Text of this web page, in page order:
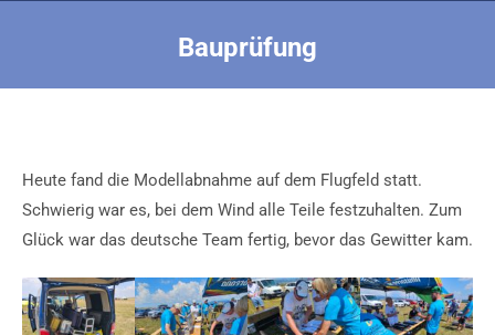
Bauprüfung
Heute fand die Modellabnahme auf dem Flugfeld statt.
Schwierig war es, bei dem Wind alle Teile festzuhalten. Zum
Glück war das deutsche Team fertig, bevor das Gewitter kam.